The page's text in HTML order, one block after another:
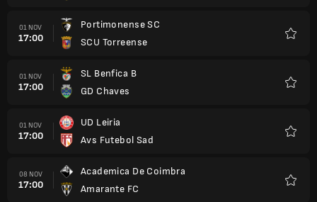
01 NOV
17:00
Portimonense SC
SCU Torreense
01 NOV
17:00
SL Benfica B
GD Chaves
01 NOV
17:00
UD Leiria
Avs Futebol Sad
08 NOV
17:00
Academica De Coimbra
Amarante FC